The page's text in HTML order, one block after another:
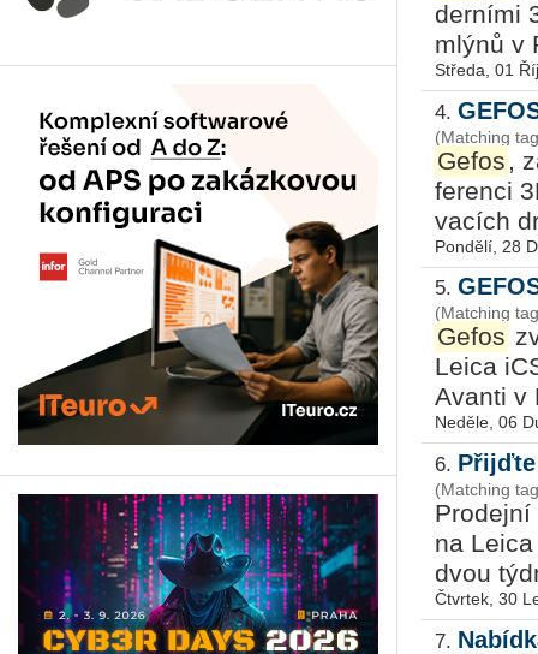
der­ní­mi
mlýnů v
Středa, 01
4.
(Matching
Gefos ,
fe­ren­ci
va­cích
Pondělí, 28
5.
(Matching
Gefos
Leica
Avan­ti v
Neděle, 06
6.
(Matching
na
dvou
Čtvrtek, 30
7.